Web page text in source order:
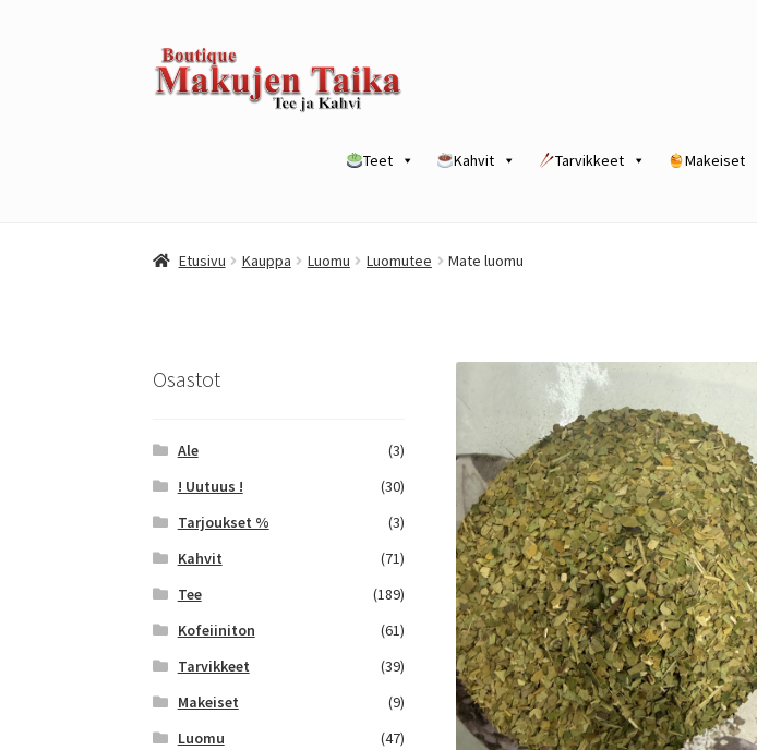
Siirry
navigointiin
Siirry
sisältöön
Teet Kahvit Tarvikkeet Makeiset
Yrityksille
Etusivu Kauppa Luomu Luomutee Mate luomu
Osastot
Ale
(3)
! Uutuus !
(30)
Tarjoukset %
(3)
Kahvit
(71)
Tee
(189)
Kofeiiniton
(61)
Tarvikkeet
(39)
Makeiset
(9)
Luomu
(47)